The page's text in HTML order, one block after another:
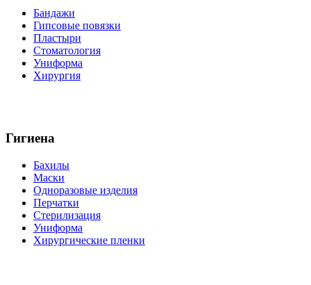
Бандажи
Гипсовые повязки
Пластыри
Стоматология
Униформа
Хирургия
Гигиена
Бахилы
Маски
Одноразовые изделия
Перчатки
Стерилизация
Униформа
Хирургические пленки